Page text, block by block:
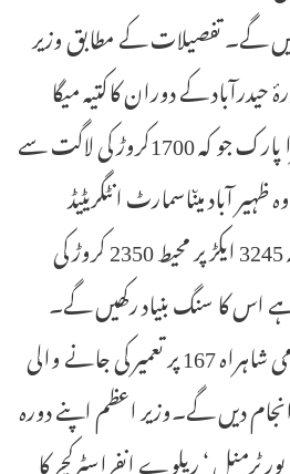
گے۔ تفصیلات کے مطابق وزیر
کے دوران کاکتیہ میگا
ٹیکسٹائل پارک‘ پی ایم مترا پارک جو کہ 1700کروڑ کی لاگت سے
آباد میںاسمارٹ انٹگریٹیڈ
انڈسٹریل ٹاؤن شپ جو کہ 3245 ایکڑ پر محیط 2350 کروڑ کی
اس کا سنگ بنیاد رکھیں گے۔
3175کروڑ کی لاگت سے قومی شاہراہ 167 پر تعمیر کی جانے والی
دیں گے۔وزیر اعظم اپنے دورہ
ٹرمنل ‘ ریلوے انفراسٹرکچر کا